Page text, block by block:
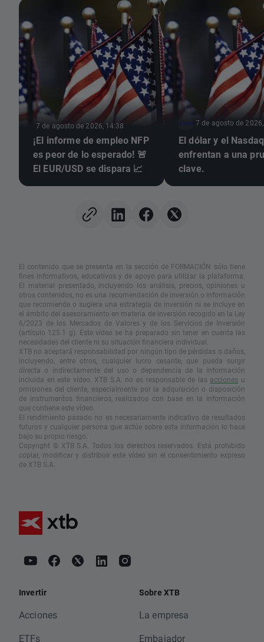
7 de agosto de 2026, 14:38
¡El informe de empleo NFP
es peor de lo esperado! 🚨
El EUR/USD se dispara 📈
7 de agosto de
El dólar y el
enfrentan a una
clave.
El contenido que se presenta en la sección de FORMACIÓN sólo tiene
fines informativos, educativos y de apoyo para utilizar la plataforma.
El material presentado, incluyendo los análisis, precios, opiniones u
otros contenidos, no es una recomendación de inversión o información
que recomiende o sugiera una estrategia de inversión ni se incluye en
el ámbito del asesoramiento en materia de inversión recogido en la Ley
6/2023 de los Mercados de Valores y de los Servicios de Inversión
(artículo 125.1 g). Este vídeo se ha preparado sin tener en cuenta las
necesidades del cliente ni su situación financiera individual.
XTB no aceptará responsabilidad por ningún tipo de pérdidas o daños,
incluyendo, entre otros, cualquier lucro cesante, que pueda surgir
directa o indirectamente del uso o dependencia de la información
incluida en este vídeo. XTB S.A. no es responsable de las acciones u
omisiones del cliente, especialmente por la adquisición o disposición
de instrumentos financieros, realizados con base en la información
que contiene este vídeo.
El rendimiento pasado no es necesariamente indicativo de resultados
futuros y cualquier persona que actúe sobre esta información lo hace
bajo su propio riesgo.
Copyright © XTB S.A. Todos los derechos reservados. Está prohibido
copiar, modificar y distribuir este vídeo sin el consentimiento expreso
de XTB S.A.
Invertir
Acciones
ETFs
Sobre XTB
La empresa
Embajador